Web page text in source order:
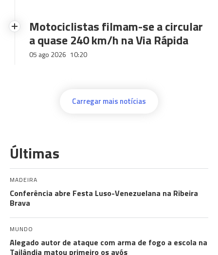
Motociclistas filmam-se a circular
a quase 240 km/h na Via Rápida
05 ago 2026 10:20
Carregar mais notícias
Últimas
MADEIRA
Conferência abre Festa Luso-Venezuelana na Ribeira
Brava
MUNDO
Alegado autor de ataque com arma de fogo a escola na
Tailândia matou primeiro os avós